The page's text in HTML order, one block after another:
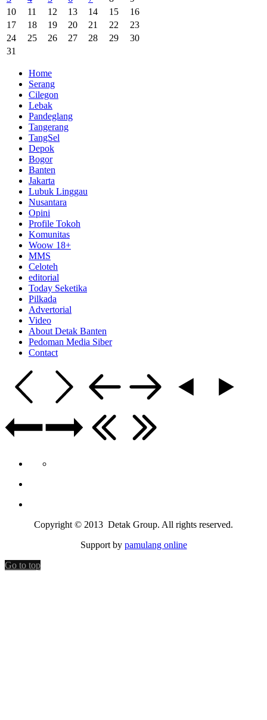
10
11 12 13 14 15
16
17
18 19 20 21 22
23
24
25 26 27 28 29
30
31
Home
Serang
Cilegon
Lebak
Pandeglang
Tangerang
TangSel
Depok
Bogor
Banten
Jakarta
Lubuk Linggau
Nusantara
Opini
Profile Tokoh
Komunitas
Woow 18+
MMS
Celoteh
editorial
Today Seketika
Pilkada
Advertorial
Video
About Detak Banten
Pedoman Media Siber
Contact
Copyright © 2013 Detak Group. All rights reserved.
Support by pamulang online
Go to top